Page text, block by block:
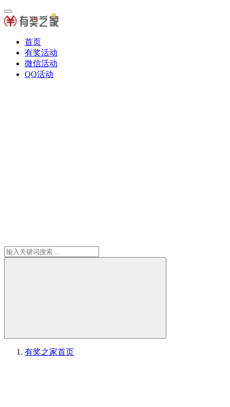
首页
有奖活动
微信活动
QQ活动
有奖之家首页